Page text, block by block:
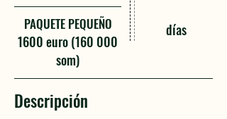
PAQUETE PEQUEÑO
1600 euro (160 000
som)
días
Descripción